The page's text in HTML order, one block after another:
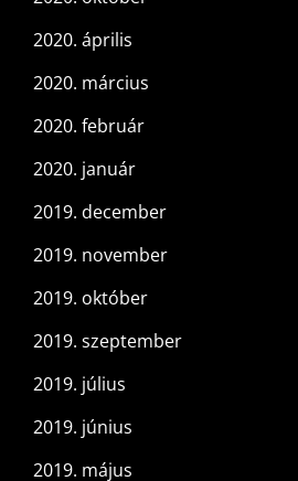
2020. április
2020. március
2020. február
2020. január
2019. december
2019. november
2019. október
2019. szeptember
2019. július
2019. június
2019. május